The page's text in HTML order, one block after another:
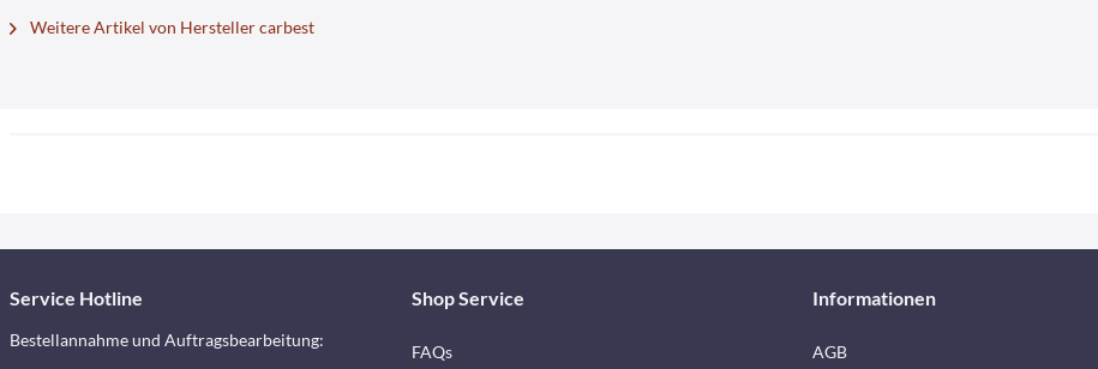
Weitere Artikel von Hersteller carbest
Service Hotline
Bestellannahme und Auftragsbearbeitung:
Shop Service
FAQs
Informationen
AGB